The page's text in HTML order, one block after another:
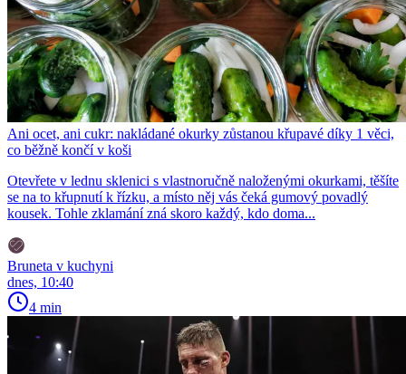
Ani ocet, ani cukr: nakládané okurky zůstanou křupavé díky 1 věci,
co běžně končí v koši
Otevřete v lednu sklenici s vlastnoručně naloženými okurkami, těšíte
se na to křupnutí k řízku, a místo něj vás čeká gumový povadlý
kousek. Tohle zklamání zná skoro každý, kdo doma...
Bruneta v kuchyni
dnes, 10:40
4 min